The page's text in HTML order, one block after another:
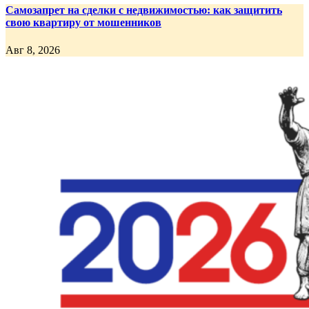
Самозапрет на сделки с недвижимостью: как защитить
свою квартиру от мошенников
Авг 8, 2026